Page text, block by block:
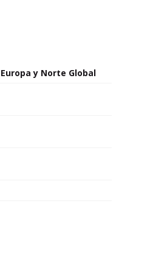
y Norte Global